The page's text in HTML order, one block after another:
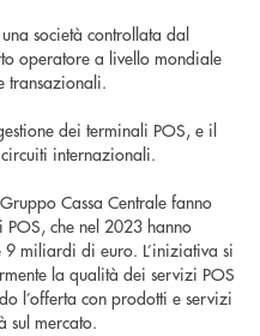
società controllata dal
operatore a livello mondiale
transazionali.
dei terminali POS, e il
internazionali.
Cassa Centrale fanno
che nel 2023 hanno
miliardi di euro. L’iniziativa si
la qualità dei servizi POS
l’offerta con prodotti e servizi
sul mercato.